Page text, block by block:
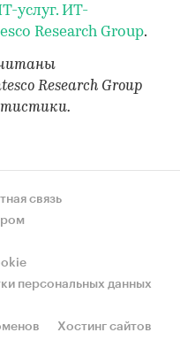
услуг. ИT-
Research Group.
Research Group
связь
персональных данных
Хостинг сайтов